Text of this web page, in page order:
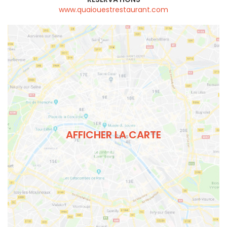
www.quaiouestrestaurant.com
AFFICHER LA CARTE